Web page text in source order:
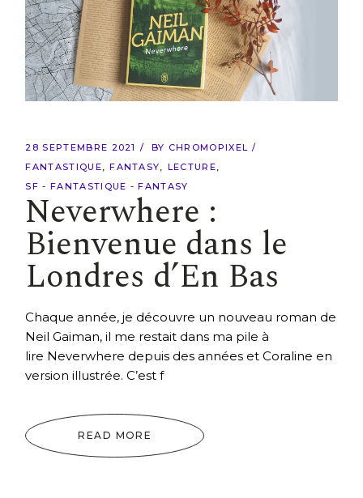
28 SEPTEMBRE 2021 BY CHROMOPIXEL
FANTASTIQUE
FANTASY
LECTURE
SF - FANTASTIQUE - FANTASY
Neverwhere :
Bienvenue dans le
Londres d’En Bas
Chaque année, je découvre un nouveau roman de
Neil Gaiman, il me restait dans ma pile à
lire Neverwhere depuis des années et Coraline en
version illustrée. C’est f
READ MORE